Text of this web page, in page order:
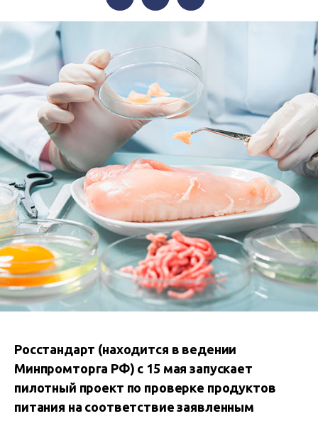
FacebookTwitterTelegram
Росстандарт (находится в ведении
Минпромторга РФ) с 15 мая запускает
пилотный проект по проверке продуктов
питания на соответствие заявленным